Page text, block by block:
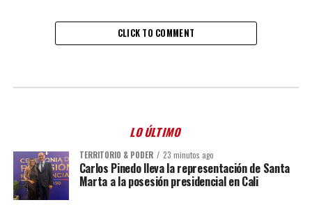
CLICK TO COMMENT
LO ÚLTIMO
TERRITORIO & PODER 23 minutos ago
Carlos Pinedo lleva la representación de Santa
Marta a la posesión presidencial en Cali